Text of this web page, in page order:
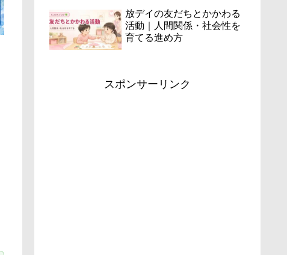
放デイの友だちとかかわる
活動｜人間関係・社会性を
育てる進め方
スポンサーリンク